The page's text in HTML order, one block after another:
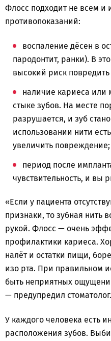
Флосс подходит не всем и
противопоказаний:
воспаление дёсен в
пародонтит, ранки). В
высокий риск
наличие кариеса или
стыке зубов. На месте
разрушается, и зуб
использовании нити
увеличить повреждение;
период после
чувствительность, и вы
«Если у пациента
признаки, то зубная нить
рукой. Флосс — очень
профилактики кариеса.
налёт и остатки пищи,
изо рта. При правильном
быть неприятных
— предупредил стоматолог.
У каждого человека есть
расположения зубов.